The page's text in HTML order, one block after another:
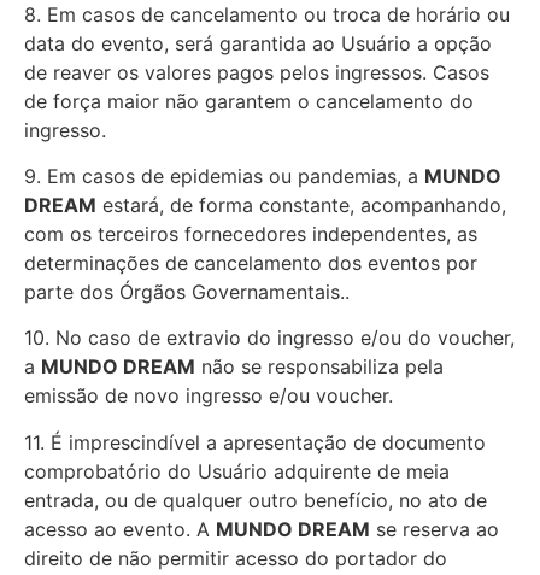
8. Em casos de cancelamento ou troca de horário ou
data do evento, será garantida ao Usuário a opção
de reaver os valores pagos pelos ingressos. Casos
de força maior não garantem o cancelamento do
ingresso.
9. Em casos de epidemias ou pandemias, a MUNDO
DREAM estará, de forma constante, acompanhando,
com os terceiros fornecedores independentes, as
determinações de cancelamento dos eventos por
parte dos Órgãos Governamentais..
10. No caso de extravio do ingresso e/ou do voucher,
a MUNDO DREAM não se responsabiliza pela
emissão de novo ingresso e/ou voucher.
11. É imprescindível a apresentação de documento
comprobatório do Usuário adquirente de meia
entrada, ou de qualquer outro benefício, no ato de
acesso ao evento. A MUNDO DREAM se reserva ao
direito de não permitir acesso do portador do